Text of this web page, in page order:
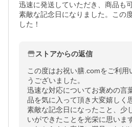
迅速に発送していただき、商品も
素敵な記念日になりました。この
した！
ストアからの返信
この度はお祝い膳.comをご利用
うございました。
迅速な対応についてお褒めの言
品を気に入って頂き大変嬉しく
素敵な記念日になったこと、少
いができたことを光栄に思いま